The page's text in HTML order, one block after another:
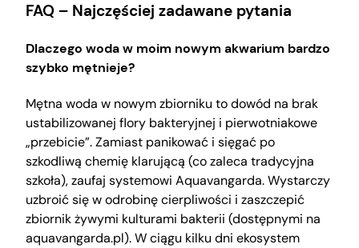
FAQ – Najczęściej zadawane pytania
Dlaczego woda w moim nowym akwarium bardzo
szybko mętnieje?
Mętna woda w nowym zbiorniku to dowód na brak
ustabilizowanej flory bakteryjnej i pierwotniakowe
„przebicie”. Zamiast panikować i sięgać po
szkodliwą chemię klarującą (co zaleca tradycyjna
szkoła), zaufaj systemowi Aquavangarda. Wystarczy
uzbroić się w odrobinę cierpliwości i zaszczepić
zbiornik żywymi kulturami bakterii (dostępnymi na
aquavangarda.pl). W ciągu kilku dni ekosystem